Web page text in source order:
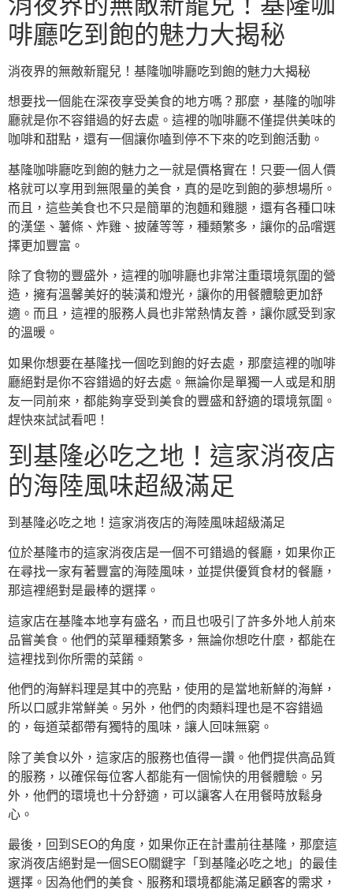
啡廳吃到飽的魅力大揭秘
消夜界的無敵新寵兒！基隆咖啡廳吃到飽的魅力大揭秘
想要找一個能在深夜享受美食的地方嗎？那麼，基隆的咖啡
廳就是你不容錯過的好去處。這裡的咖啡廳不僅提供美味的
咖啡和甜點，還有一個讓你嗑到停不下來的吃到飽活動。
基隆咖啡廳吃到飽的魅力之一就是價格實在！只要一個人價
格就可以享用到無限量的美食，真的是吃到飽的夢想場所。
而且，這些美食也不只是簡單的泡麵和雞腿，還有各種口味
的漢堡、薯條、炸雞、披薩等等，種類繁多，讓你的品嚐選
擇更加豐富。
除了食物的豐盛外，這裡的咖啡廳也非常注重環境氛圍的營
造，擁有溫馨美好的裝潢和燈光，讓你的用餐體驗更加舒
適。而且，這裡的服務人員也非常熱情友善，讓你感受到家
的溫暖。
如果你想要在基隆找一個吃到飽的好去處，那麼這裡的咖啡
廳絕對是你不容錯過的好去處。無論你是單獨一人或是和朋
友一同前來，都能夠享受到美食的豐盛和舒適的環境氛圍。
趕快來試試看吧！
到基隆必吃之地！這家消夜店
的海陸風味超級滿足
到基隆必吃之地！這家消夜店的海陸風味超級滿足
位於基隆市的這家消夜店是一個不可錯過的餐廳，如果你正
在尋找一家有著豐富的海陸風味，並提供優質食材的餐廳，
那這裡絕對是最棒的選擇。
這家店在基隆本地享有盛名，而且也吸引了許多外地人前來
品嘗美食。他們的菜單種類繁多，無論你想吃什麼，都能在
這裡找到你所需的菜餚。
他們的海鮮料理是其中的亮點，使用的是當地新鮮的海鮮，
所以口感非常鮮美。另外，他們的肉類料理也是不容錯過
的，每道菜都帶有獨特的風味，讓人回味無窮。
除了美食以外，這家店的服務也值得一讚。他們提供高品質
的服務，以確保每位客人都能有一個愉快的用餐體驗。另
外，他們的環境也十分舒適，可以讓客人在用餐時放鬆身
心。
最後，回到SEO的角度，如果你正在計畫前往基隆，那麼這
家消夜店絕對是一個SEO關鍵字「到基隆必吃之地」的最佳
選擇。因為他們的美食、服務和環境都能滿足顧客的需求，